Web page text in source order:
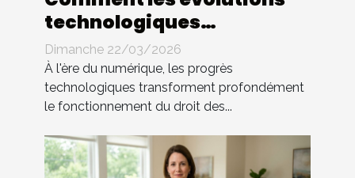
technologiques
impactent-elles le droit
des contrats ?
Dimanche 22/03/2026
À l'ère du numérique, les progrès
technologiques transforment profondément
le fonctionnement du droit des...